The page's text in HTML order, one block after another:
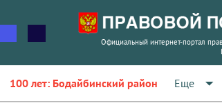
Официальный интернет-портал
100 лет: Бодайбинский район Еще arrow_drop_down